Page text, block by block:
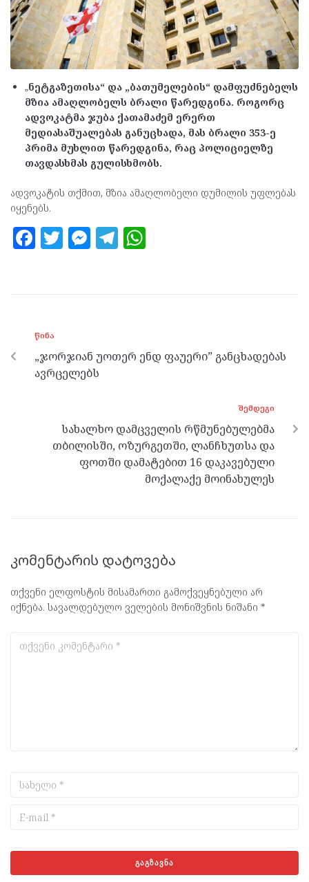
„ნეტგაზეთისა“ და „ბათუმელების“ დამფუძნებელს
მზია ამაღლობელს ბრალი წარედგინა. როგორც
ადვოკატმა ჯუბა ქათამაძემ ერერთ
მედიასაშუალებას განუცხადა, მას ბრალი 353-ე
პრიმა მუხლით წარედგინა, რაც პოლიციელზე
თავდასხმას გულისხმობს.
ადვოკატის თქმით, მზია ამაღლობელი დუმილის უფლებას
იყენებს.
F
o
o
k
T M
er
T
m p
p
ᲬᲘᲜᲐ
„ჯორჯიან უოთერ ენდ ფაუერი” განცხადებას
ავრცელებს
ᲨᲔᲛᲓᲔᲒᲘ
სახალხო დამცველის რწმუნებულებმა
თბილისში, ოზურგეთში, ლანჩხუთსა და
ფოთში დამატებით 16 დაკავებული
მოქალაქე მოინახულეს
კომენტარის დატოვება
თქვენი ელფოსტის მისამართი გამოქვეყნებული არ
იქნება. სავალდებულო ველების მონიშვნის ნიშანი *